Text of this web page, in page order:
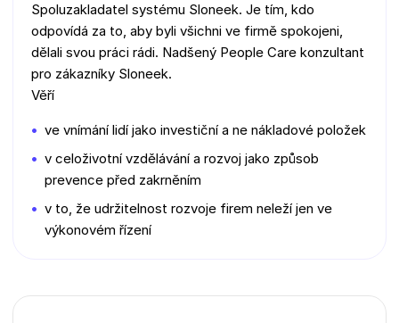
Spoluzakladatel systému Sloneek. Je tím, kdo
odpovídá za to, aby byli všichni ve firmě spokojeni,
dělali svou práci rádi. Nadšený People Care konzultant
pro zákazníky Sloneek.
Věří
ve vnímání lidí jako investiční a ne nákladové položek
v celoživotní vzdělávání a rozvoj jako způsob
prevence před zakrněním
v to, že udržitelnost rozvoje firem neleží jen ve
výkonovém řízení